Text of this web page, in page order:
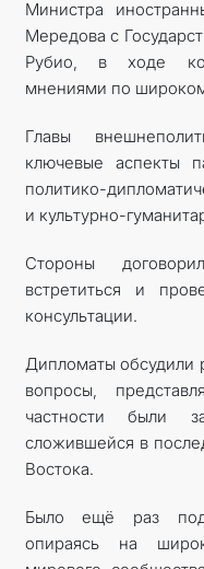
Министра
Мередова с
Рубио, в ходе
мнениями по
Главы
ключевые аспекты
политико-
и культурно-
Стороны
встретиться и
консультации.
Дипломаты обсудили
вопросы,
частности были
сложившейся в
Востока.
Было ещё раз
опираясь на